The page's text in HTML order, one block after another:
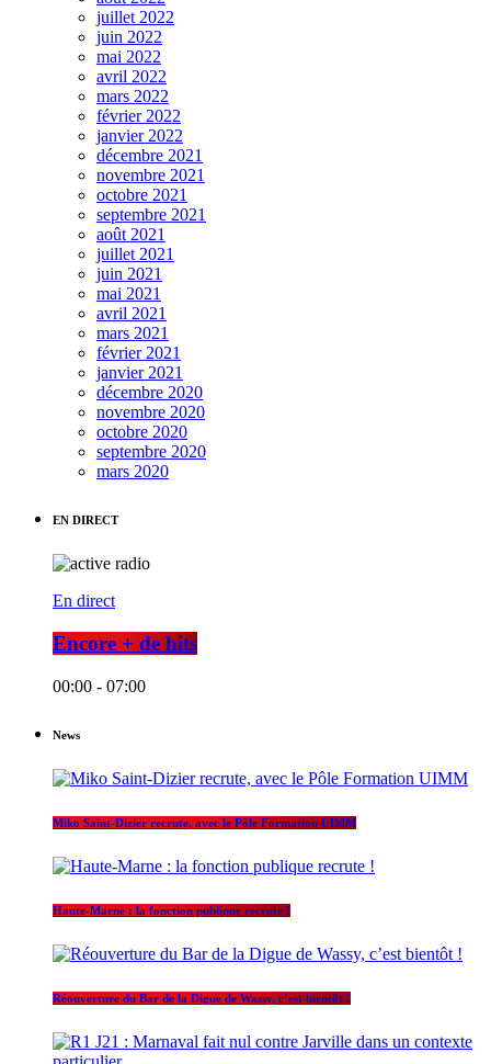
juillet 2022
juin 2022
mai 2022
avril 2022
mars 2022
février 2022
janvier 2022
décembre 2021
novembre 2021
octobre 2021
septembre 2021
août 2021
juillet 2021
juin 2021
mai 2021
avril 2021
mars 2021
février 2021
janvier 2021
décembre 2020
novembre 2020
octobre 2020
septembre 2020
mars 2020
EN DIRECT
En direct
Encore + de hits
00:00 - 07:00
News
Miko Saint-Dizier recrute, avec le Pôle Formation UIMM
Haute-Marne : la fonction publique recrute !
Réouverture du Bar de la Digue de Wassy, c’est bientôt !